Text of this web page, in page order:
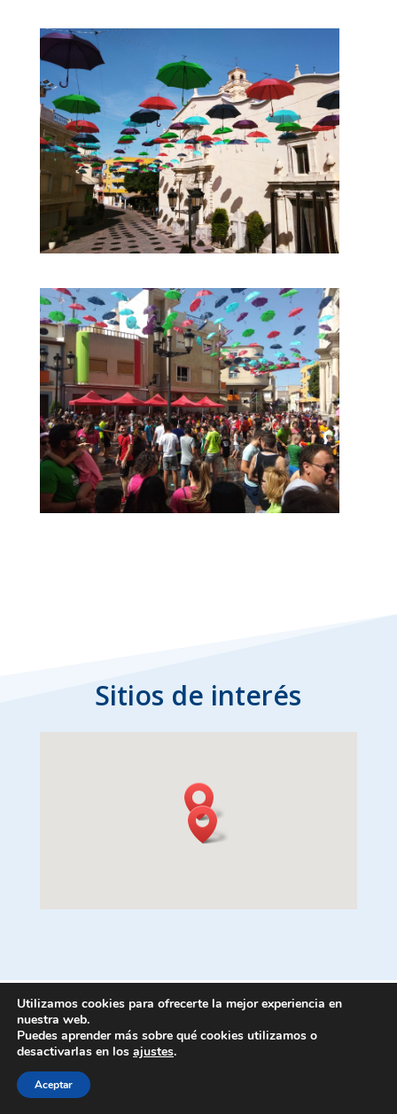
Sitios de interés
Utilizamos cookies para ofrecerte la mejor experiencia en
nuestra web.
Puedes aprender más sobre qué cookies utilizamos o
desactivarlas en los ajustes.
Aceptar